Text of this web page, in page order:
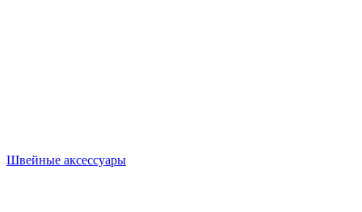
Швейные аксессуары